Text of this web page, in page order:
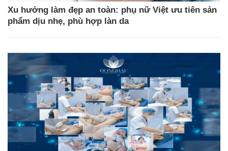
Xu hướng làm đẹp an toàn: phụ nữ Việt ưu tiên sản
phẩm dịu nhẹ, phù hợp làn da